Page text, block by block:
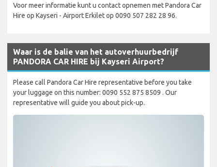
Voor meer informatie kunt u contact opnemen met Pandora Car
Hire op Kayseri - Airport Erkilet op 0090 507 282 28 96.
Waar is de balie van het autoverhuurbedrijf
PANDORA CAR HIRE bij Kayseri Airport?
Please call Pandora Car Hire representative before you take
your luggage on this number: 0090 552 875 8509 . Our
representative will guide you about pick-up.